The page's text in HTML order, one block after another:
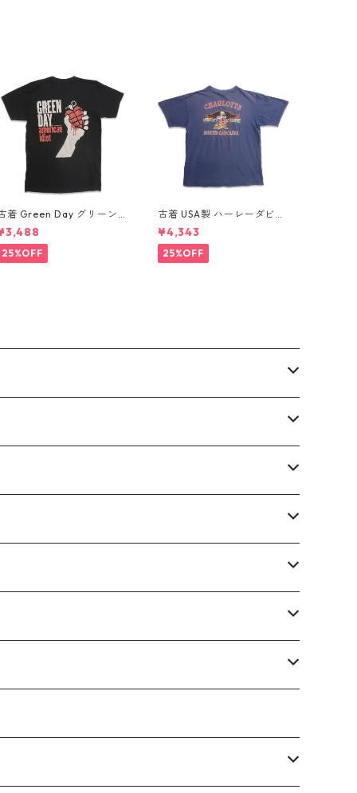
着 Green Day グリーンデ
バンドTシャツ バンT プ
リントTシャツ ブラック 表
記：-- gd410395n w608
25%OFF
古着 USA製 ハーレーダビッ
ドソン HARLEY-DAVIDSON
モーターサイクル プリントT
シャツ ネイビー 表記：XL
gd410407n w60807
¥4,343
25%OFF